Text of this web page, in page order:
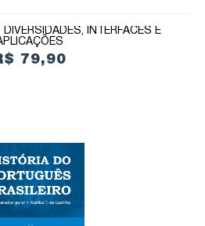
INTERFACES E
79,90